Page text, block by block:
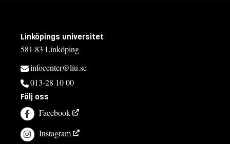
Linköpings universitet
581 83 Linköping
infocenter@liu.se
013-28 10 00
Följ oss
Facebook
Instagram